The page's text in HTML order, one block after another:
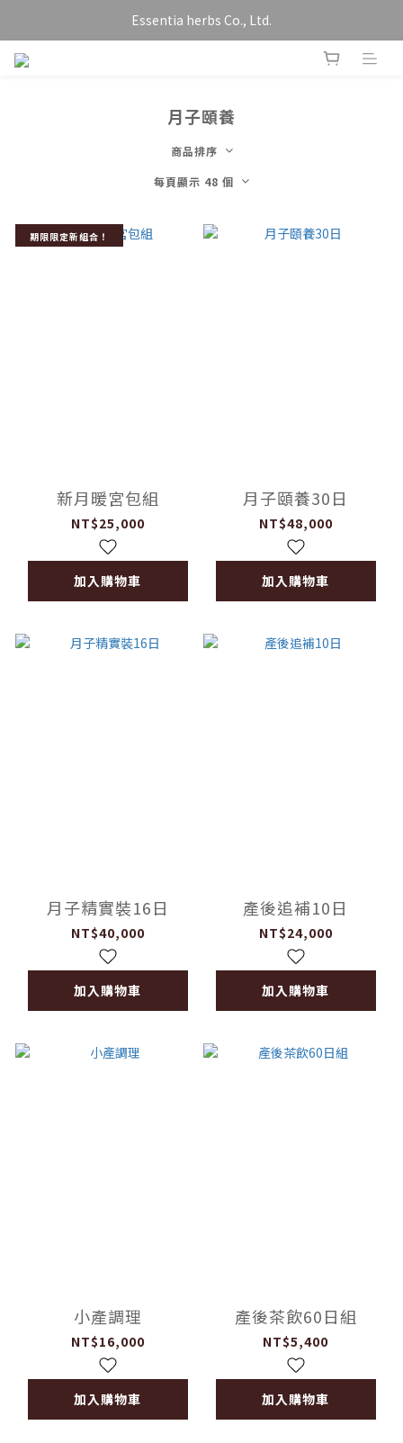
Essentia herbs Co., Ltd.
月子頤養
商品排序
每頁顯示 48 個
期限限定新組合！
新月暖宮包組
NT$25,000
加入購物車
月子頤養30日
NT$48,000
加入購物車
月子精實裝16日
NT$40,000
加入購物車
產後追補10日
NT$24,000
加入購物車
小產調理
NT$16,000
加入購物車
產後茶飲60日組
NT$5,400
加入購物車